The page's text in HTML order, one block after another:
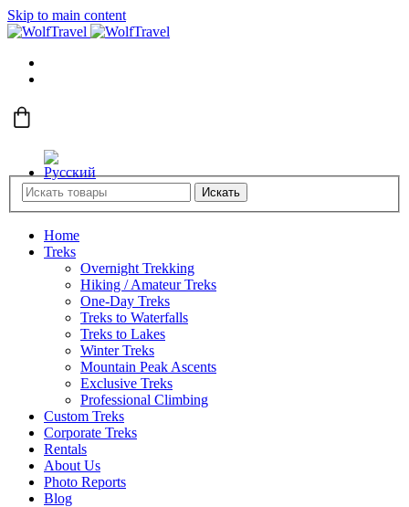
Skip to main content
Искать
Home
Treks
Overnight Trekking
Hiking / Amateur Treks
One-Day Treks
Treks to Waterfalls
Treks to Lakes
Winter Treks
Mountain Peak Ascents
Exclusive Treks
Professional Climbing
Custom Treks
Corporate Treks
Rentals
About Us
Photo Reports
Blog